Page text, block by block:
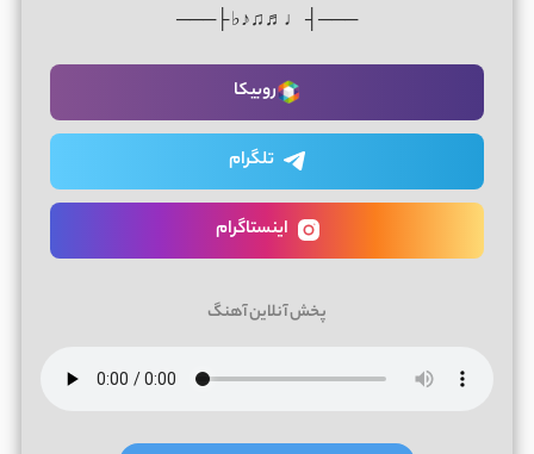
───┤ ♩♬♫♪♭ ├───
روبیکا
تلگرام
اینستاگرام
پخش آنلاین آهنگ